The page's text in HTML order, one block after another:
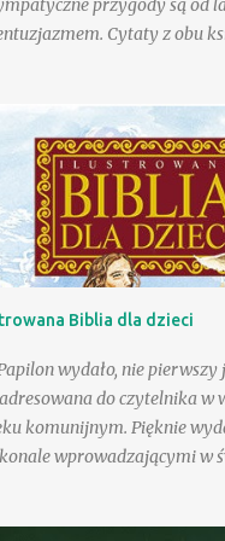
przygody są od
Cytaty z obu
zagościł na
szkolnych. Tu na
stworzony w wytwórni
miś w czerwonej
wiernych małych fanów, a
przygody, w końcu to rzecz
Egmont "Wielka księga
dla wielbicieli przygód
nowe teksty stworzone
Biblia dla dzieci
wydało, nie pierwszy
do czytelnika w
komunijnym. Pięknie
wprowadzającymi w